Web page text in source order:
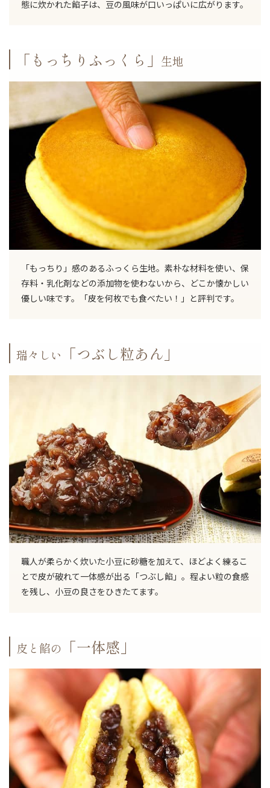
態に炊かれた餡子は、豆の風味が口いっぱいに広がります。
「もっちりふっくら」 生地
「もっちり」感のあるふっくら生地。素朴な材料を使い、保
存料・乳化剤などの添加物を使わないから、どこか懐かしい
優しい味です。「皮を何枚でも食べたい！」と評判です。
瑞々しい 「つぶし粒あん」
職人が柔らかく炊いた小豆に砂糖を加えて、ほどよく練るこ
とで皮が破れて一体感が出る「つぶし餡」。程よい粒の食感
を残し、小豆の良さをひきたてます。
皮と餡の 「一体感」